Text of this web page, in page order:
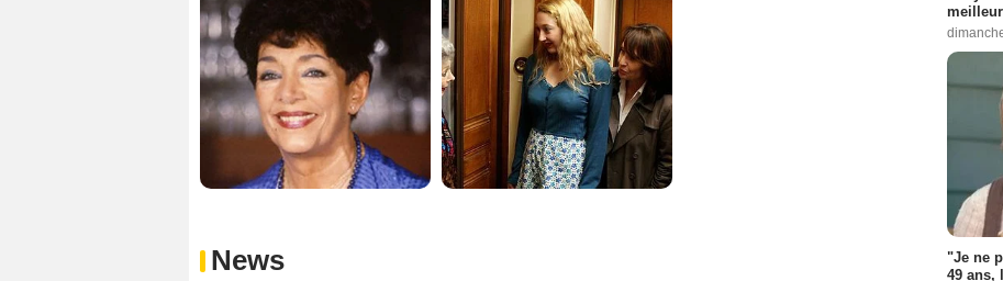
News
"Je ne
49 ans,